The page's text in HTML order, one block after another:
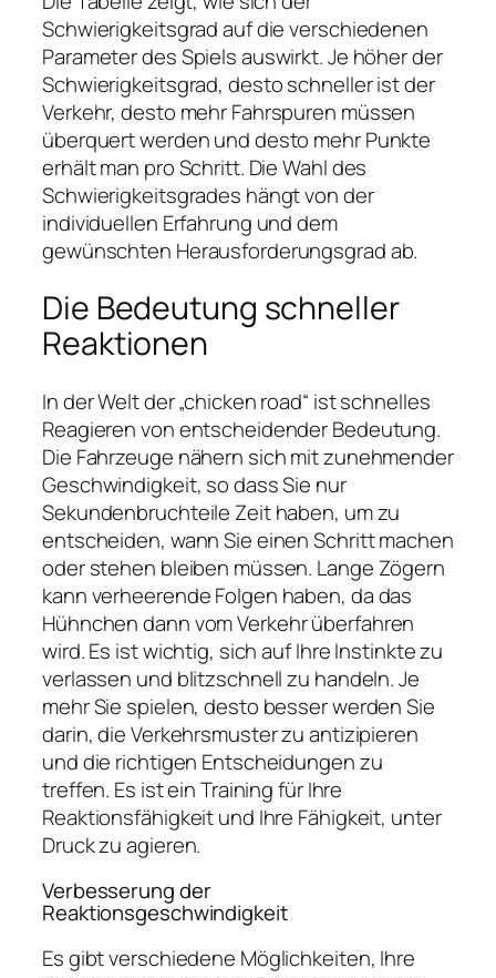
Schwierigkeitsgrad auf die verschiedenen
Parameter des Spiels auswirkt. Je höher der
Schwierigkeitsgrad, desto schneller ist der
Verkehr, desto mehr Fahrspuren müssen
überquert werden und desto mehr Punkte
erhält man pro Schritt. Die Wahl des
Schwierigkeitsgrades hängt von der
individuellen Erfahrung und dem
gewünschten Herausforderungsgrad ab.
Die Bedeutung schneller
Reaktionen
In der Welt der „chicken road“ ist schnelles
Reagieren von entscheidender Bedeutung.
Die Fahrzeuge nähern sich mit zunehmender
Geschwindigkeit, so dass Sie nur
Sekundenbruchteile Zeit haben, um zu
entscheiden, wann Sie einen Schritt machen
oder stehen bleiben müssen. Lange Zögern
kann verheerende Folgen haben, da das
Hühnchen dann vom Verkehr überfahren
wird. Es ist wichtig, sich auf Ihre Instinkte zu
verlassen und blitzschnell zu handeln. Je
mehr Sie spielen, desto besser werden Sie
darin, die Verkehrsmuster zu antizipieren
und die richtigen Entscheidungen zu
treffen. Es ist ein Training für Ihre
Reaktionsfähigkeit und Ihre Fähigkeit, unter
Druck zu agieren.
Verbesserung der
Reaktionsgeschwindigkeit
Es gibt verschiedene Möglichkeiten, Ihre